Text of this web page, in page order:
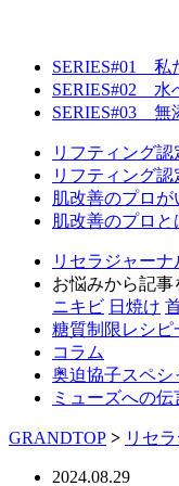
SERIES#01 私
SERIES#02 水
SERIES#03 無
リフティング
リフティング認
肌改善のプロ
肌改善のプロと
リセラジャーナ
お悩みから記事
ニキビ 日焼け
糖質制限レシピ
コラム
奥迫協子スペシ
ミューズへの伝
GRANDTOP > リセ
2024.08.29